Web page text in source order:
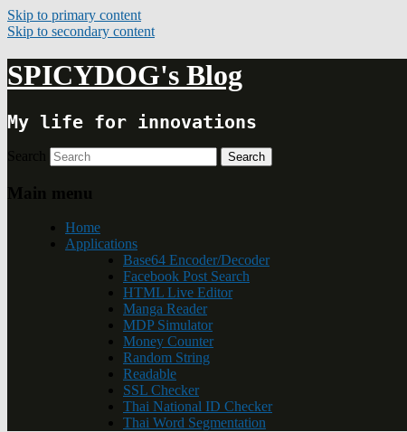
Skip to primary content
Skip to secondary content
SPICYDOG's Blog
My life for innovations
Search
Main menu
Home
Applications
Base64 Encoder/Decoder
Facebook Post Search
HTML Live Editor
Manga Reader
MDP Simulator
Money Counter
Random String
Readable
SSL Checker
Thai National ID Checker
Thai Word Segmentation